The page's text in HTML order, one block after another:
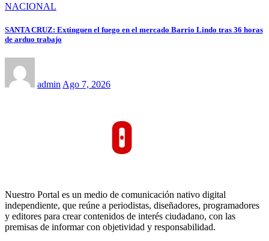
NACIONAL
SANTA CRUZ: Extinguen el fuego en el mercado Barrio Lindo tras 36 horas
de arduo trabajo
admin Ago 7, 2026
Nuestro Portal es un medio de comunicación nativo digital
independiente, que reúne a periodistas, diseñadores, programadores
y editores para crear contenidos de interés ciudadano, con las
premisas de informar con objetividad y responsabilidad.